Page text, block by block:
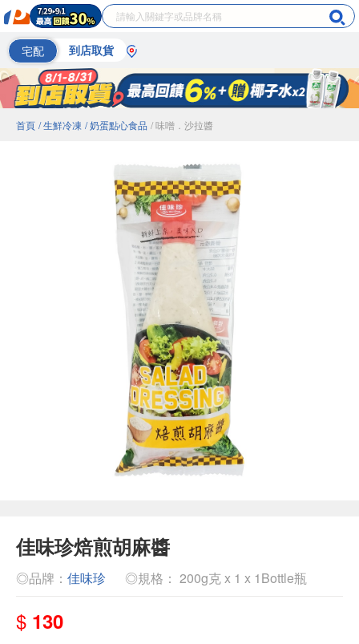
宅配 到店取貨
首頁 / 生鮮冷凍 / 奶蛋點心食品 / 味噌．沙拉醬
佳味珍焙煎胡麻醬
◎品牌： 佳味珍 ◎規格： 200g克 x 1 x 1Bottle瓶
$ 130